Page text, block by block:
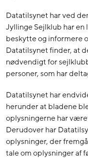
Datatilsynet har ved
Jyllinge Sejlklub har
beskytte og informere
Datatilsynet finder, at
nødvendigt for
personer, som har
Datatilsynet har
herunder at bladene
oplysningerne har
Derudover har
oplysninger, der
tale om oplysninger af